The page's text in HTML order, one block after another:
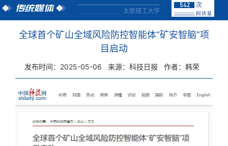
传统媒体 太原理工大学
542 次
全球首个矿山全域风险防控智能体“矿安智脑”项
目启动
发布时间：2025-05-06 来源：科技日报 作者：韩荣